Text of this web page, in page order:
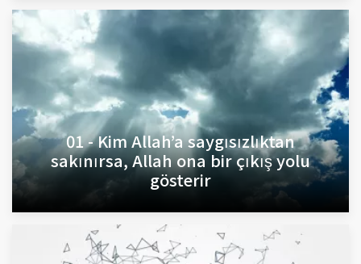
01 - Kim Allah’a saygısızlıktan
sakınırsa, Allah ona bir çıkış yolu
gösterir